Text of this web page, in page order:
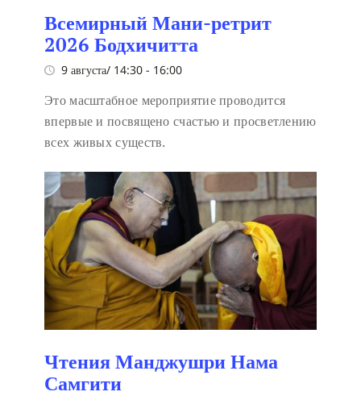
Всемирный Мани-ретрит
2026 Бодхичитта
9 августа/ 14:30 - 16:00
Это масштабное мероприятие проводится
впервые и посвящено счастью и просветлению
всех живых существ.
Чтения Манджушри Нама
Самгити